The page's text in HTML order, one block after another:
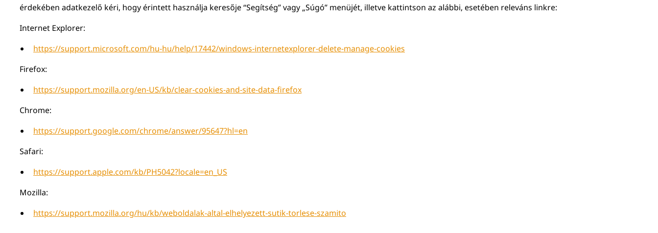
érdekében adatkezelő kéri, hogy érintett használja keresője “Segítség” vagy „Súgó” menüjét, illetve kattintson az alábbi, esetében releváns linkre:
Internet Explorer:
https://support.microsoft.com/hu-hu/help/17442/windows-internetexplorer-delete-manage-cookies
Firefox:
https://support.mozilla.org/en-US/kb/clear-cookies-and-site-data-firefox
Chrome:
https://support.google.com/chrome/answer/95647?hl=en
Safari:
https://support.apple.com/kb/PH5042?locale=en_US
Mozilla:
https://support.mozilla.org/hu/kb/weboldalak-altal-elhelyezett-sutik-torlese-szamito